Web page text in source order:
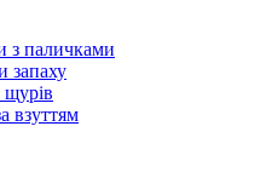
з паличками
запаху
взуттям